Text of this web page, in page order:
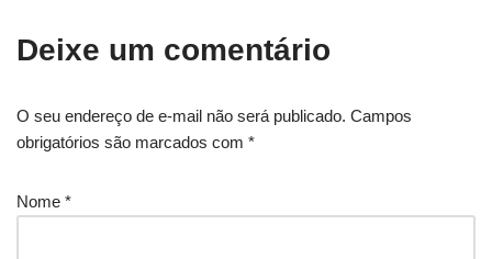
Deixe um comentário
O seu endereço de e-mail não será publicado. Campos
obrigatórios são marcados com *
Nome *